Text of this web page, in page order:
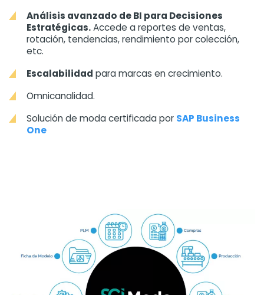
Análisis avanzado de BI para Decisiones
Estratégicas.Accede a reportes de ventas,
rotación, tendencias, rendimiento por colección,
etc.
Escalabilidad para marcas en crecimiento.
Omnicanalidad.
Solución de moda certificada por SAP Business
One